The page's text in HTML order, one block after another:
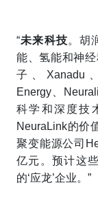
“未来科技。胡
能、氢能和神
子、Xanadu
Energy、
科学和深度技
NeuraLink的价
聚变能源公司
亿元。预计这
的‘应龙’企业。”